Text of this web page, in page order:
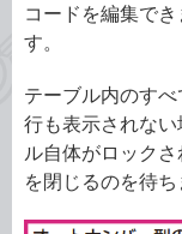
コードを編集で
す。
テーブル内のす
行も表示されな
ル自体がロック
を閉じるのを待ち